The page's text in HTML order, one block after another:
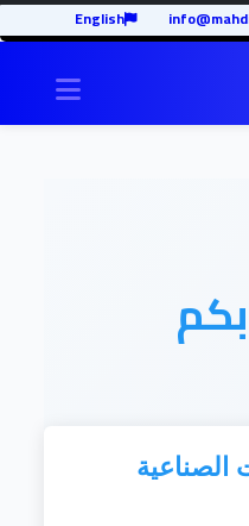
English
الصناعية